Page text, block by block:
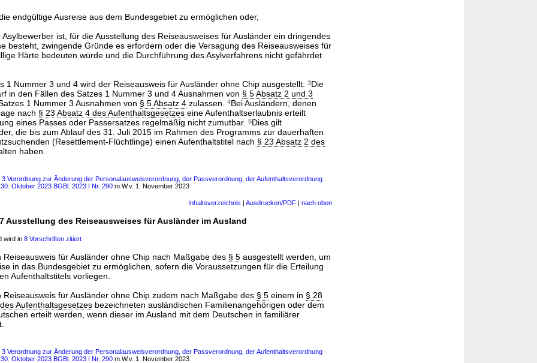
endgültige Ausreise aus dem Bundesgebiet zu ermöglichen oder,
ist, für die Ausstellung des Reiseausweises für Ausländer ein dringendes
besteht, zwingende Gründe es erfordern oder die Versagung des Reiseausweises für
Härte bedeuten würde und die Durchführung des Asylverfahrens nicht gefährdet
1 Nummer 3 und 4 wird der Reiseausweis für Ausländer ohne Chip ausgestellt. 3Die
in den Fällen des Satzes 1 Nummer 3 und 4 Ausnahmen von § 5 Absatz 2 und 3
1 Nummer 3 Ausnahmen von § 5 Absatz 4 zulassen. 4Bei Ausländern, denen
nach § 23 Absatz 4 des Aufenthaltsgesetzes eine Aufenthaltserlaubnis erteilt
eines Passes oder Passersatzes regelmäßig nicht zumutbar. 5Dies gilt
die bis zum Ablauf des 31. Juli 2015 im Rahmen des Programms zur dauerhaften
(Resettlement-Flüchtlinge) einen Aufenthaltstitel nach § 23 Absatz 2 des
haben.
3 Verordnung zur Änderung der Personalausweisverordnung, der Passverordnung, der Aufenthaltsverordnung
Oktober 2023 BGBl. 2023 I Nr. 290 m.W.v. 1. November 2023
Inhaltsverzeichnis | Ausdrucken/PDF | nach oben
Ausstellung des Reiseausweises für Ausländer im Ausland
wird in 8 Vorschriften zitiert
Reiseausweis für Ausländer ohne Chip nach Maßgabe des § 5 ausgestellt werden, um
in das Bundesgebiet zu ermöglichen, sofern die Voraussetzungen für die Erteilung
Aufenthaltstitels vorliegen.
Reiseausweis für Ausländer ohne Chip zudem nach Maßgabe des § 5 einem in § 28
Aufenthaltsgesetzes bezeichneten ausländischen Familienangehörigen oder dem
erteilt werden, wenn dieser im Ausland mit dem Deutschen in familiärer
3 Verordnung zur Änderung der Personalausweisverordnung, der Passverordnung, der Aufenthaltsverordnung
Oktober 2023 BGBl. 2023 I Nr. 290 m.W.v. 1. November 2023